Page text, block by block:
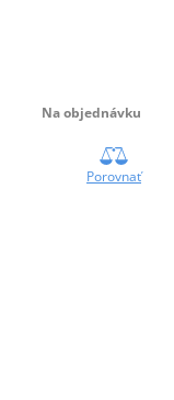
Na objednávku
Porovnať